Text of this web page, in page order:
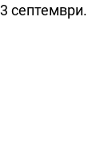
септември.